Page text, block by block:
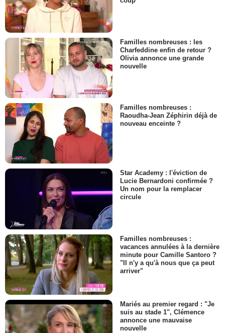
Familles nombreuses : les
Charfeddine enfin de retour ?
Olivia annonce une grande
nouvelle
Familles nombreuses :
Raoudha-Jean Zéphirin déjà de
nouveau enceinte ?
Star Academy : l'éviction de
Lucie Bernardoni confirmée ?
Un nom pour la remplacer
circule
Familles nombreuses :
vacances annulées à la dernière
minute pour Camille Santoro ?
"Il n'y a qu'à nous que ça peut
arriver"
Mariés au premier regard : "Je
suis au stade 1", Clémence
annonce une mauvaise
nouvelle